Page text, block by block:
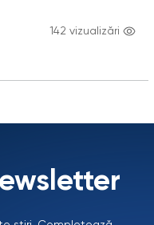
142 vizualizări